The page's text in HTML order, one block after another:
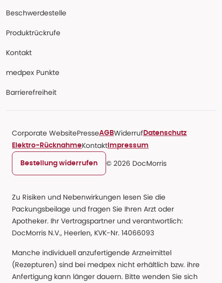
Beschwerdestelle
Produktrückrufe
Kontakt
medpex Punkte
Barrierefreiheit
Corporate WebsitePresseAGBWiderruf Datenschutz
Elektro-RücknahmeKontakt Impressum
Bestellung widerrufen © 2026 DocMorris
Zu Risiken und Nebenwirkungen lesen Sie die
Packungsbeilage und fragen Sie Ihren Arzt oder
Apotheker. Ihr Vertragspartner und verantwortlich:
DocMorris N.V., Heerlen, KVK-Nr. 14066093
Manche individuell anzufertigende Arzneimittel
(Rezepturen) sind bei medpex nicht erhältlich bzw. ihre
Anfertigung kann länger dauern. Bitte wenden Sie sich